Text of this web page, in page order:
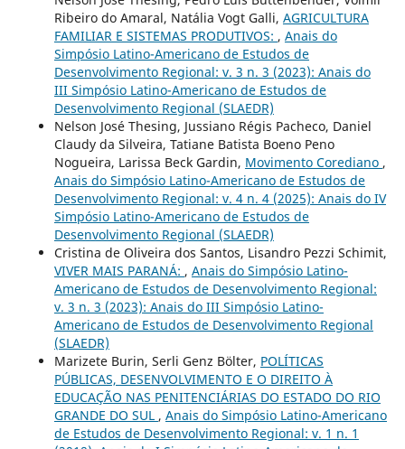
Ribeiro do Amaral, Natália Vogt Galli, AGRICULTURA
FAMILIAR E SISTEMAS PRODUTIVOS: , Anais do
Simpósio Latino-Americano de Estudos de
Desenvolvimento Regional: v. 3 n. 3 (2023): Anais do
III Simpósio Latino-Americano de Estudos de
Desenvolvimento Regional (SLAEDR)
Nelson José Thesing, Jussiano Régis Pacheco, Daniel
Claudy da Silveira, Tatiane Batista Boeno Peno
Nogueira, Larissa Beck Gardin, Movimento Corediano ,
Anais do Simpósio Latino-Americano de Estudos de
Desenvolvimento Regional: v. 4 n. 4 (2025): Anais do IV
Simpósio Latino-Americano de Estudos de
Desenvolvimento Regional (SLAEDR)
Cristina de Oliveira dos Santos, Lisandro Pezzi Schimit,
VIVER MAIS PARANÁ: , Anais do Simpósio Latino-
Americano de Estudos de Desenvolvimento Regional:
v. 3 n. 3 (2023): Anais do III Simpósio Latino-
Americano de Estudos de Desenvolvimento Regional
(SLAEDR)
Marizete Burin, Serli Genz Bölter, POLÍTICAS
PÚBLICAS, DESENVOLVIMENTO E O DIREITO À
EDUCAÇÃO NAS PENITENCIÁRIAS DO ESTADO DO RIO
GRANDE DO SUL , Anais do Simpósio Latino-Americano
de Estudos de Desenvolvimento Regional: v. 1 n. 1